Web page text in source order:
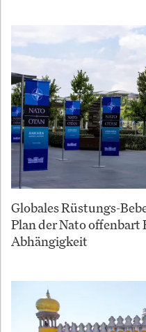
Globales Rüstungs-
Plan der Nato offenbart
Abhängigkeit